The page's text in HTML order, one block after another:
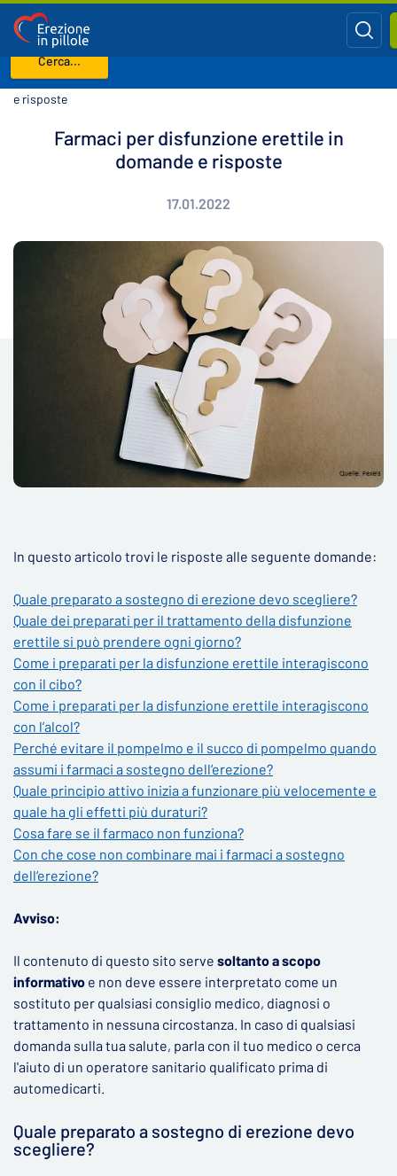
Cerca...
Benvenuto
Blog
e risposte
Farmaci per disfunzione erettile in
domande e risposte
17.01.2022
In questo articolo trovi le risposte alle seguente domande:
Quale preparato a sostegno di erezione devo scegliere?
Quale dei preparati per il trattamento della disfunzione
erettile si può prendere ogni giorno?
Come i preparati per la disfunzione erettile interagiscono
con il cibo?
Come i preparati per la disfunzione erettile interagiscono
con l’alcol?
Perché evitare il pompelmo e il succo di pompelmo quando
assumi i farmaci a sostegno dell‘erezione?
Quale principio attivo inizia a funzionare più velocemente e
quale ha gli effetti più duraturi?
Cosa fare se il farmaco non funziona?
Con che cose non combinare mai i farmaci a sostegno
dell‘erezione?
Avviso:
Il contenuto di questo sito serve soltanto a scopo
informativo e non deve essere interpretato come un
sostituto per qualsiasi consiglio medico, diagnosi o
trattamento in nessuna circostanza. In caso di qualsiasi
domanda sulla tua salute, parla con il tuo medico o cerca
l'aiuto di un operatore sanitario qualificato prima di
automedicarti.
Quale preparato a sostegno di erezione devo
scegliere?